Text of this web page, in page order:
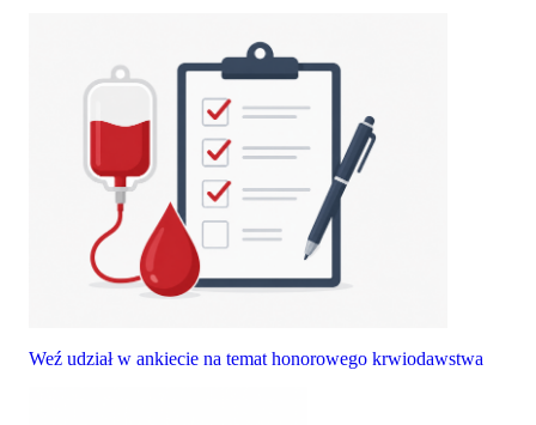
Weź udział w ankiecie na temat honorowego krwiodawstwa